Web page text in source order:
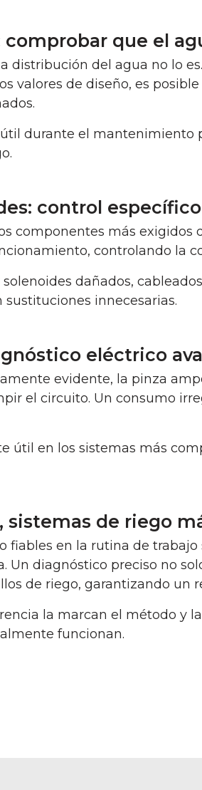
que el
distribución del agua no lo
valores de diseño, es
durante el
control
componentes más
controlando la
dañados,
innecesarias.
eléctrico
evidente, la pinza
el circuito. Un consumo
útil en los sistemas más
sistemas de riego
fiables en la rutina de
Un diagnóstico preciso no
de riego, garantizando un
la marcan el método y
funcionan.